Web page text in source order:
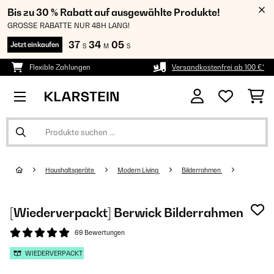
Bis zu 30 % Rabatt auf ausgewählte Produkte!
GROSSE RABATTE NUR 48H LANG!
Jetzt einkaufen 37 S 34 M 04 S
Flexible Zahlungen Versandkostenfrei ab 100 €*
Haushaltsgeräte Modern Living Bilderrahmen
[Wiederverpackt] Berwick Bilderrahmen
69 Bewertungen
WIEDERVERPACKT